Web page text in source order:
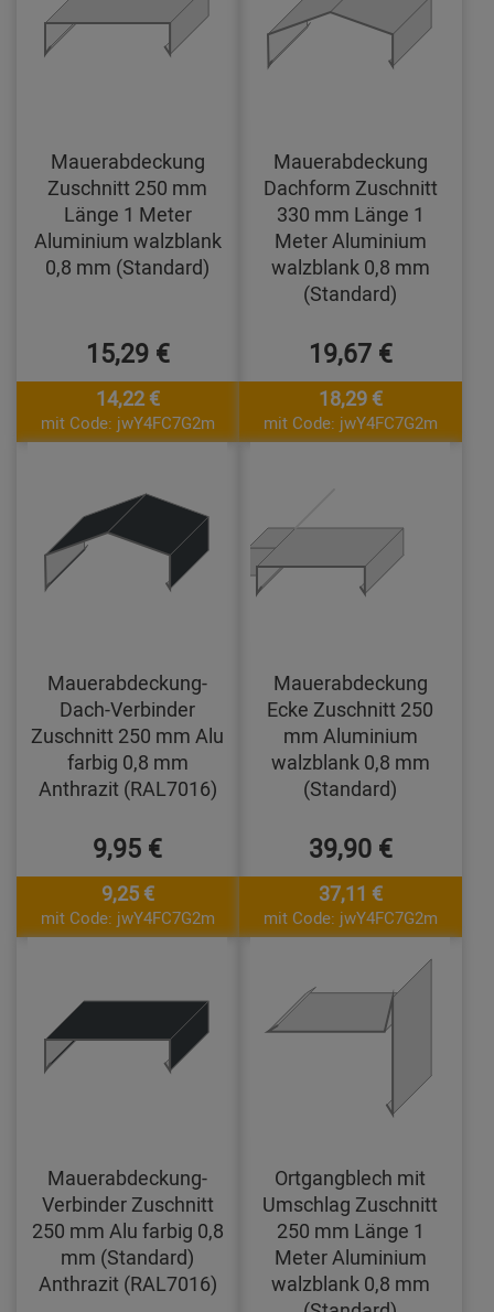
Mauerabdeckung
Zuschnitt 250 mm
Länge 1 Meter
Aluminium walzblank
0,8 mm (Standard)
15,29 €
14,22 €
mit Code: jwY4FC7G2m
Mauerabdeckung
Dachform Zuschnitt
330 mm Länge 1
Meter Aluminium
walzblank 0,8 mm
(Standard)
19,67 €
18,29 €
mit Code: jwY4FC7G2m
Mauerabdeckung-
Dach-Verbinder
Zuschnitt 250 mm Alu
farbig 0,8 mm
Anthrazit (RAL7016)
9,95 €
9,25 €
mit Code: jwY4FC7G2m
Mauerabdeckung
Ecke Zuschnitt 250
mm Aluminium
walzblank 0,8 mm
(Standard)
39,90 €
37,11 €
mit Code: jwY4FC7G2m
Mauerabdeckung-
Verbinder Zuschnitt
250 mm Alu farbig 0,8
mm (Standard)
Anthrazit (RAL7016)
Ortgangblech mit
Umschlag Zuschnitt
250 mm Länge 1
Meter Aluminium
walzblank 0,8 mm